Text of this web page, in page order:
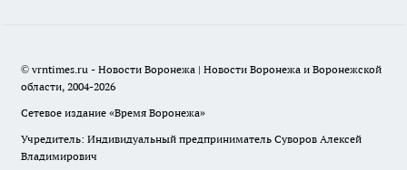
© vrntimes.ru - Новости Воронежа | Новости Воронежа и Воронежской
области, 2004-2026
Сетевое издание «Время Воронежа»
Учредитель: Индивидуальный предприниматель Суворов Алексей
Владимирович